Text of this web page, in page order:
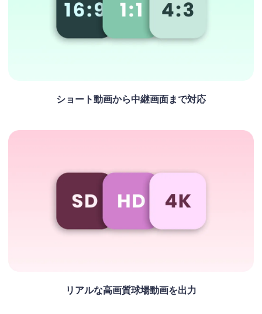
ショート動画から中継画面まで対応
リアルな高画質球場動画を出力